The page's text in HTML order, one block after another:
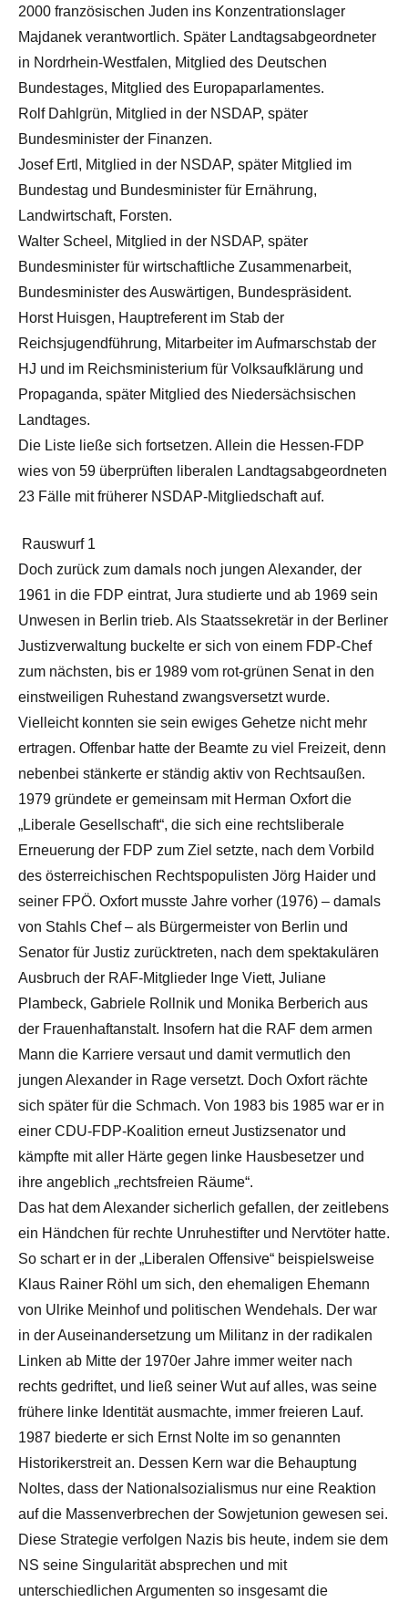
2000 französischen Juden ins Konzentrationslager
Majdanek verantwortlich. Später Landtagsabgeordneter
in Nordrhein-Westfalen, Mitglied des Deutschen
Bundestages, Mitglied des Europaparlamentes.
Rolf Dahlgrün, Mitglied in der NSDAP, später
Bundesminister der Finanzen.
Josef Ertl, Mitglied in der NSDAP, später Mitglied im
Bundestag und Bundesminister für Ernährung,
Landwirtschaft, Forsten.
Walter Scheel, Mitglied in der NSDAP, später
Bundesminister für wirtschaftliche Zusammenarbeit,
Bundesminister des Auswärtigen, Bundespräsident.
Horst Huisgen, Hauptreferent im Stab der
Reichsjugendführung, Mitarbeiter im Aufmarschstab der
HJ und im Reichsministerium für Volksaufklärung und
Propaganda, später Mitglied des Niedersächsischen
Landtages.
Die Liste ließe sich fortsetzen. Allein die Hessen-FDP
wies von 59 überprüften liberalen Landtagsabgeordneten
23 Fälle mit früherer NSDAP-Mitgliedschaft auf.
Rauswurf 1
Doch zurück zum damals noch jungen Alexander, der
1961 in die FDP eintrat, Jura studierte und ab 1969 sein
Unwesen in Berlin trieb. Als Staatssekretär in der Berliner
Justizverwaltung buckelte er sich von einem FDP-Chef
zum nächsten, bis er 1989 vom rot-grünen Senat in den
einstweiligen Ruhestand zwangsversetzt wurde.
Vielleicht konnten sie sein ewiges Gehetze nicht mehr
ertragen. Offenbar hatte der Beamte zu viel Freizeit, denn
nebenbei stänkerte er ständig aktiv von Rechtsaußen.
1979 gründete er gemeinsam mit Herman Oxfort die
„Liberale Gesellschaft“, die sich eine rechtsliberale
Erneuerung der FDP zum Ziel setzte, nach dem Vorbild
des österreichischen Rechtspopulisten Jörg Haider und
seiner FPÖ. Oxfort musste Jahre vorher (1976) – damals
von Stahls Chef – als Bürgermeister von Berlin und
Senator für Justiz zurücktreten, nach dem spektakulären
Ausbruch der RAF-Mitglieder Inge Viett, Juliane
Plambeck, Gabriele Rollnik und Monika Berberich aus
der Frauenhaftanstalt. Insofern hat die RAF dem armen
Mann die Karriere versaut und damit vermutlich den
jungen Alexander in Rage versetzt. Doch Oxfort rächte
sich später für die Schmach. Von 1983 bis 1985 war er in
einer CDU-FDP-Koalition erneut Justizsenator und
kämpfte mit aller Härte gegen linke Hausbesetzer und
ihre angeblich „rechtsfreien Räume“.
Das hat dem Alexander sicherlich gefallen, der zeitlebens
ein Händchen für rechte Unruhestifter und Nervtöter hatte.
So schart er in der „Liberalen Offensive“ beispielsweise
Klaus Rainer Röhl um sich, den ehemaligen Ehemann
von Ulrike Meinhof und politischen Wendehals. Der war
in der Auseinandersetzung um Militanz in der radikalen
Linken ab Mitte der 1970er Jahre immer weiter nach
rechts gedriftet, und ließ seiner Wut auf alles, was seine
frühere linke Identität ausmachte, immer freieren Lauf.
1987 biederte er sich Ernst Nolte im so genannten
Historikerstreit an. Dessen Kern war die Behauptung
Noltes, dass der Nationalsozialismus nur eine Reaktion
auf die Massenverbrechen der Sowjetunion gewesen sei.
Diese Strategie verfolgen Nazis bis heute, indem sie dem
NS seine Singularität absprechen und mit
unterschiedlichen Argumenten so insgesamt die